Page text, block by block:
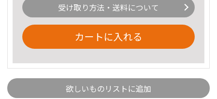
受け取り方法・送料について
カートに入れる
欲しいものリストに追加